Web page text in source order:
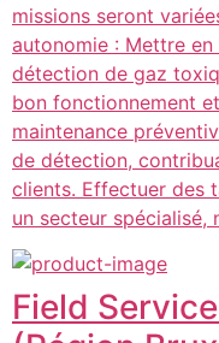
missions seront
autonomie : Mettre
détection de gaz
bon fonctionnement
maintenance
de détection,
clients. Effectuer des
un secteur spécialisé,
Field